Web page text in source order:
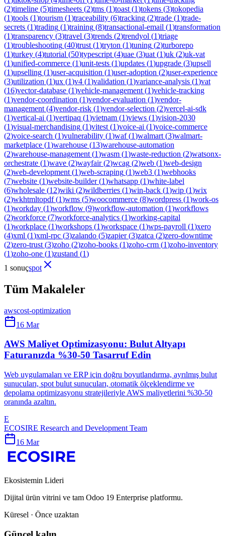
(2)timeline (5)timesheets (2)tms (1)toast (1)tokens (3)tokopedia
(1)tools (1)tourism (1)traceability (6)tracking (2)trade (1)trade-
secrets (1)trading (1)training (8)transactional-email (1)transformation
(1)transparency (3)travel (3)trends (2)trendyol (1)triage
(1)troubleshooting (40)trust (1)tryton (1)tuning (2)turborepo
(1)turkey (4)tutorial (50)typescript (4)uae (3)uat (1)uk (2)uk-vat
(1)unified-commerce (1)unit-tests (1)updates (1)upgrade (3)upsell
(1)upselling (1)user-acquisition (1)user-adoption (2)user-experience
(3)utilization (1)ux (1)v4 (1)validation (1)variance-analysis (1)vat
(16)vector-database (1)vehicle-management (1)vehicle-tracking
(1)vendor-coordination (1)vendor-evaluation (1)vendor-
management (4)vendor-risk (1)vendor-selection (2)vercel-ai-sdk
(1)vertical-ai (1)vertipaq (1)vietnam (1)views (1)vision-2030
(1)visual-merchandising (1)vitest (1)voice-ai (1)voice-commerce
(2)voice-search (1)vulnerability (1)waf(1)walmart (3)walmart-
marketplace (1)warehouse (13)warehouse-automation
(2)warehouse-management (1)wasm (1)waste-reduction (2)watsonx-
orchestrate (1)wave (2)wayfair(2)wcag (2)web (1)web-design
(2)web-development (1)web-scraping (1)web3 (1)webhooks
(7)website (1)website-builder(1)whatsapp (1)white-label
(6)wholesale (12)wiki (2)wildberries (1)win-back (1)wip (1)wix
(2)wkhtmltopdf(1)wms (5)woocommerce (8)wordpress (1)work-os
(1)workday (1)workflow (9)workflow-automation (1)workflows
(2)workforce (7)workforce-analytics (1)working-capital
(1)workplace (1)workshops (1)workspace (1)wps-payroll (1)xero
(4)xml (1)xml-rpc (3)zalando (5)zapier(3)zatca (2)zero-downtime
(2)zero-trust (3)zoho (2)zoho-books (1)zoho-crm (1)zoho-inventory
(1)zoho-one (1)zustand (1)
1 sonuçspot
Tüm Makaleler
awscost-optimization
16 Mar
AWS Maliyet Optimizasyonu: Bulut Altyapı
Faturanızda %30-50 Tasarruf Edin
Web uygulamaları ve ERP için doğru boyutlandırma, ayrılmış bulut
sunucuları, spot bulut sunucuları, otomatik ölçeklendirme ve
depolama optimizasyonu stratejileriyle AWS maliyetlerini %30-50
oranında azaltın.
E
ECOSIRE Research and Development Team
16 Mar
Ekosistemin Lideri
Dijital ürün vitrini ve tam Odoo 19 Enterprise platformu.
Küresel · Önce uzaktan